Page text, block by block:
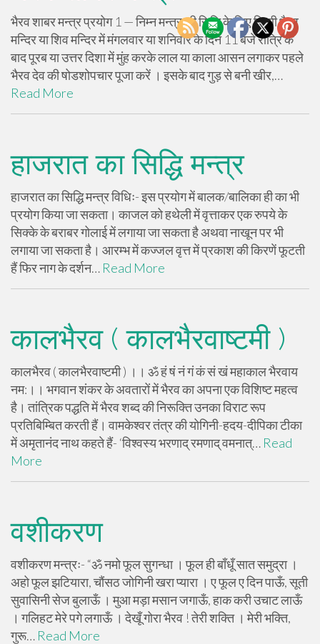
भैरव शाबर मन्त्र प्रयोग 1 — निम्न मन्त्र की सिद्धि के लिए किसी भैरव
मन्दिर या शिव मन्दिर में मंगलवार या शनिवार के दिन 11 बजे रात्रि के
बाद पूरब या उत्तर दिशा में मुंह करके लाल या काला आसन लगाकर पहले
भैरव देव की षोडशोपचार पूजा करें । इसके बाद गुड़ से बनी खीर,…
Read More
हाजरात का सिद्धि मन्त्र
हाजरात का सिद्धि मन्त्र विधिः- इस प्रयोग में बालक/बालिका ही का भी
प्रयोग किया जा सकता। काजल को हथेली में वृत्ताकर एक रुपये के
सिक्के के बराबर गोलाई में लगाया जा सकता है अथवा नाखून पर भी
लगाया जा सकता है। आरम्भ में कज्जल वृत्त में प्रकाश की किरणें फूटती
हैं फिर नाग के दर्शन… Read More
कालभैरव ( कालभैरवाष्टमी )
कालभैरव ( कालभैरवाष्टमी ) ।। ॐ हं षं नं गं कं सं खं महाकाल भैरवाय
नम:।। भगवान शंकर के अवतारों में भैरव का अपना एक विशिष्ट महत्व
है। तांत्रिक पद्धति में भैरव शब्द की निरूक्ति उनका विराट रूप
प्रतिबिम्बित करती हैं। वामकेश्वर तंत्र की योगिनी-हदय-दीपिका टीका
में अमृतानंद नाथ कहते हैं- ‘विश्वस्य भरणाद् रमणाद् वमनात्‌… Read
More
वशीकरण
वशीकरण मन्त्रः- “ॐ नमो फूल सुगन्धा । फूल ही बाँधूँ सात समुद्रा ।
अहो फूल झटियारा, चौंसठ जोगिनी खरा प्यारा । ए फूल ए दिन पाऊँ, सूती
सुवासिनी सेज बुलाऊँ । मुआ मड़ा मसान जगाऊँ, हाक करी उचाट लाऊँ
। गलिहट मेरे पगे लगाऊँ । देखूँ गोरा भैरव ! तेरी शक्ति । मेरी भक्ति,
गुरू… Read More